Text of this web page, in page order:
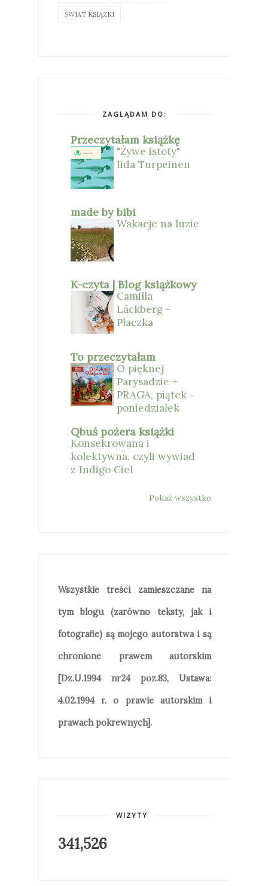
ŚWIAT KSIĄŻKI
ZAGLĄDAM DO:
Przeczytałam książkę
"Żywe istoty"
Iida Turpeinen
made by bibi
Wakacje na luzie
K-czyta | Blog książkowy
Camilla
Läckberg -
Płaczka
To przeczytałam
O pięknej
Parysadzie +
PRAGA, piątek -
poniedziałek
Qbuś pożera książki
Konsekrowana i
kolektywna, czyli wywiad
z Indigo Ciel
Pokaż wszystko
Wszystkie treści zamieszczane na
tym blogu (zarówno teksty, jak i
fotografie) są mojego autorstwa i są
chronione prawem autorskim
[Dz.U.1994 nr24 poz.83, Ustawa:
4.02.1994 r. o prawie autorskim i
prawach pokrewnych].
WIZYTY
341,526